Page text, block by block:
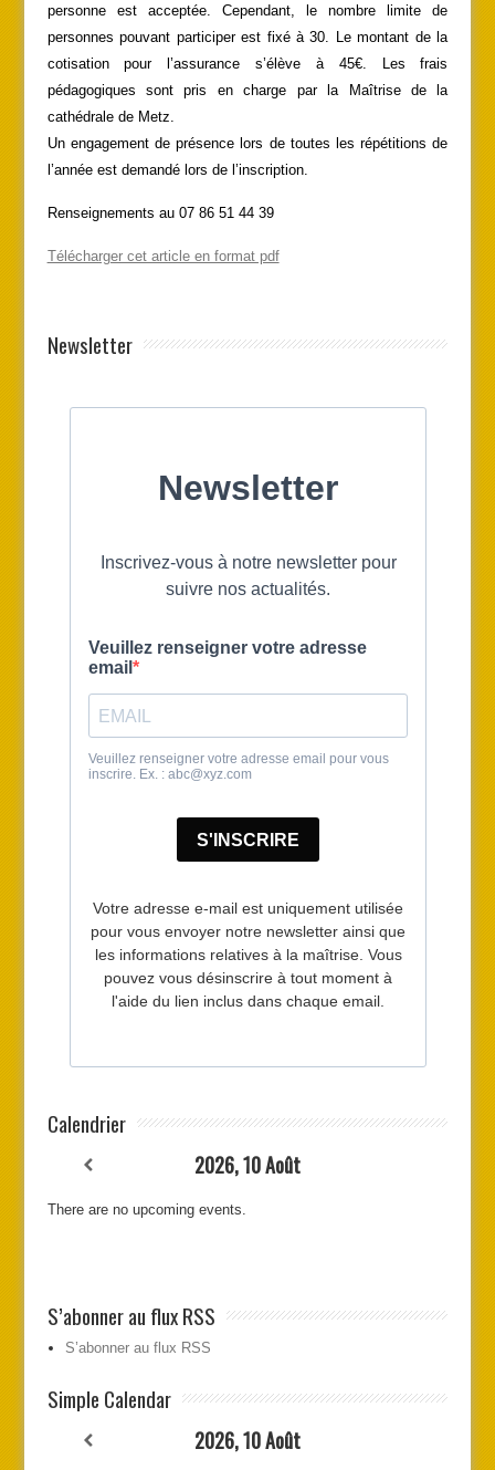
personne est acceptée. Cependant, le nombre limite de
personnes pouvant participer est fixé à 30. Le montant de la
cotisation pour l’assurance s’élève à 45€. Les frais
pédagogiques sont pris en charge par la Maîtrise de la
cathédrale de Metz.
Un engagement de présence lors de toutes les répétitions de
l’année est demandé lors de l’inscription.
Renseignements au 07 86 51 44 39
Télécharger cet article en format pdf
Newsletter
Calendrier
2026, 10 Août
There are no upcoming events.
S’abonner au flux RSS
S’abonner au flux RSS
Simple Calendar
2026, 10 Août